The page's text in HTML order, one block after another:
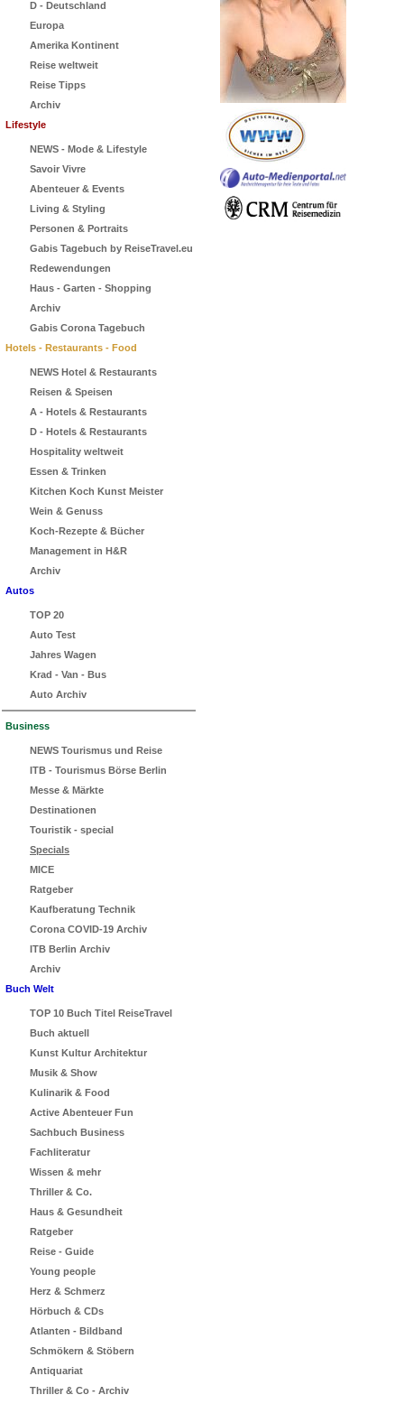
D - Deutschland
Europa
Amerika Kontinent
Reise weltweit
Reise Tipps
Archiv
Lifestyle
NEWS - Mode & Lifestyle
Savoir Vivre
Abenteuer & Events
Living & Styling
Personen & Portraits
Gabis Tagebuch by ReiseTravel.eu
Redewendungen
Haus - Garten - Shopping
Archiv
Gabis Corona Tagebuch
Hotels - Restaurants - Food
NEWS Hotel & Restaurants
Reisen & Speisen
A - Hotels & Restaurants
D - Hotels & Restaurants
Hospitality weltweit
Essen & Trinken
Kitchen Koch Kunst Meister
Wein & Genuss
Koch-Rezepte & Bücher
Management in H&R
Archiv
Autos
TOP 20
Auto Test
Jahres Wagen
Krad - Van - Bus
Auto Archiv
Business
NEWS Tourismus und Reise
ITB - Tourismus Börse Berlin
Messe & Märkte
Destinationen
Touristik - special
Specials
MICE
Ratgeber
Kaufberatung Technik
Corona COVID-19 Archiv
ITB Berlin Archiv
Archiv
Buch Welt
TOP 10 Buch Titel ReiseTravel
Buch aktuell
Kunst Kultur Architektur
Musik & Show
Kulinarik & Food
Active Abenteuer Fun
Sachbuch Business
Fachliteratur
Wissen & mehr
Thriller & Co.
Haus & Gesundheit
Ratgeber
Reise - Guide
Young people
Herz & Schmerz
Hörbuch & CDs
Atlanten - Bildband
Schmökern & Stöbern
Antiquariat
Thriller & Co - Archiv